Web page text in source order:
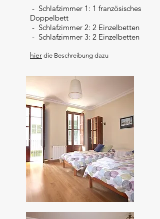
- Schlafzimmer 1: 1 französisches
Doppelbett
- Schlafzimmer 2: 2 Einzelbetten
- Schlafzimmer 3: 2 Einzelbetten
hier die Beschreibung dazu